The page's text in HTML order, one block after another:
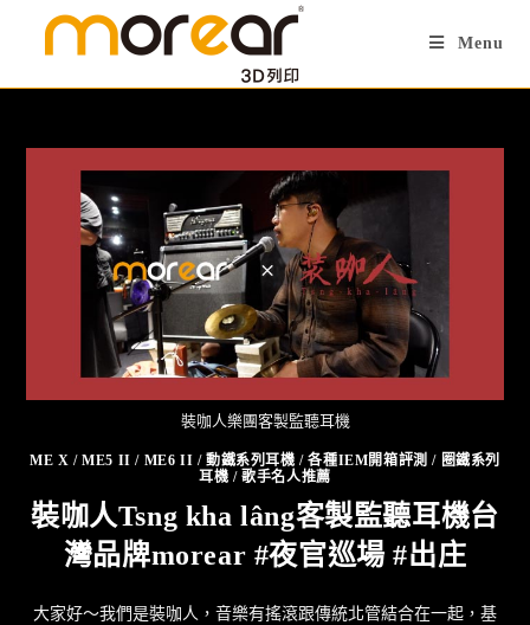
Menu
裝咖人樂團客製監聽耳機
ME X /ME5 II / ME6 II / 動鐵系列耳機 /各種IEM開箱評測 / 圈鐵系列
耳機 /歌手名人推薦
裝咖人Tsng kha lâng客製監聽耳機台
灣品牌morear #夜官巡場 #出庄
大家好～我們是裝咖人，音樂有搖滾跟傳統北管結合在一起，基